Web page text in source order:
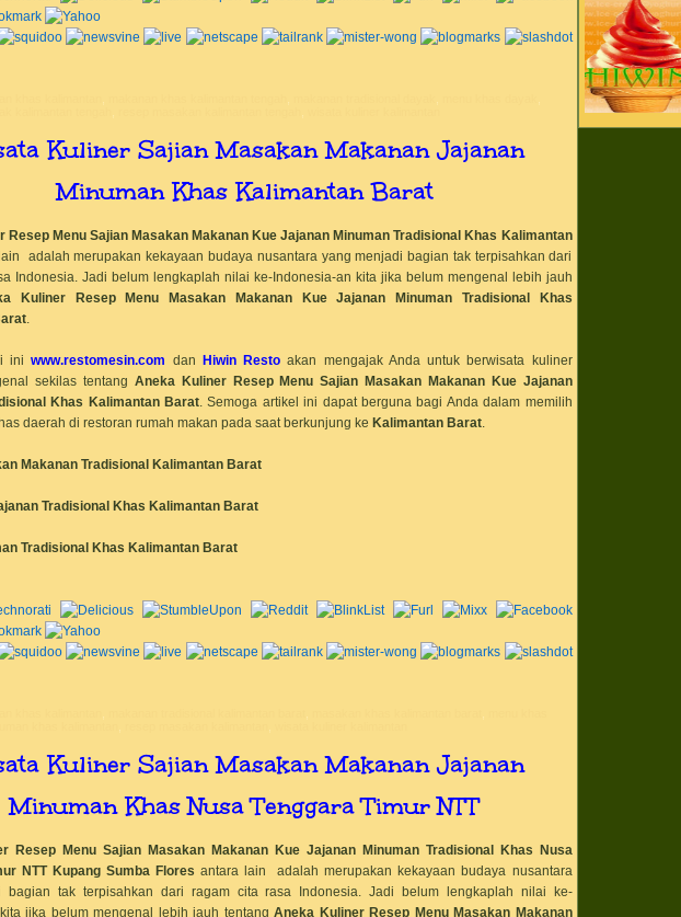
Kuliner Sajian Masakan Makanan Jajanan
Minuman Khas Kalimantan Barat
Resep Menu Sajian Masakan Makanan Kue Jajanan Minuman Tradisional Khas Kalimantan
adalah merupakan kekayaan budaya nusantara yang menjadi bagian tak terpisahkan dari
Indonesia. Jadi belum lengkaplah nilai ke-Indonesia-an kita jika belum mengenal lebih jauh
Kuliner Resep Menu Masakan Makanan Kue Jajanan Minuman Tradisional Khas
.
iniwww.restomesin.com dan Hiwin Resto akan mengajak Anda untuk berwisata kuliner
sekilas tentang Aneka Kuliner Resep MenuSajian Masakan Makanan Kue Jajanan
Khas Kalimantan Barat . Semoga artikel ini dapat berguna bagi Anda dalam memilih
daerah di restoran rumah makan pada saat berkunjung ke Kalimantan Barat.
Makanan Tradisional Kalimantan Barat
Tradisional Khas Kalimantan Barat
Tradisional Khas Kalimantan Barat
Kuliner Sajian Masakan Makanan Jajanan
Minuman Khas Nusa Tenggara Timur NTT
Resep Menu Sajian Masakan Makanan Kue Jajanan Minuman Tradisional Khas Nusa
NTT Kupang Sumba Flores antara lain adalah merupakan kekayaan budaya nusantara
bagian tak terpisahkan dari ragam cita rasa Indonesia. Jadi belum lengkaplah nilai ke-
jika belum mengenal lebih jauh tentangAneka Kuliner Resep Menu Masakan Makanan
alat pastry
alat peralatan
alat peralatan
alat peralatan
alergi susu
all about ice
aneka bahan
Aneka Khasiat
Yogurt